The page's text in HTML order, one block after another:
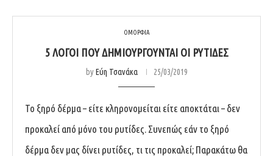
ΟΜΟΡΦΙΑ
5 ΛΌΓΟΙ ΠΟΥ ΔΗΜΙΟΥΡΓΟΎΝΤΑΙ ΟΙ ΡΥΤΊΔΕΣ
byΕύη Τσανάκα 25/03/2019
Το ξηρό δέρμα – είτε κληρονομείται είτε αποκτάται – δεν
προκαλεί από μόνο του ρυτίδες. Συνεπώς εάν το ξηρό
δέρμα δεν μας δίνει ρυτίδες, τι τις προκαλεί; Παρακάτω θα